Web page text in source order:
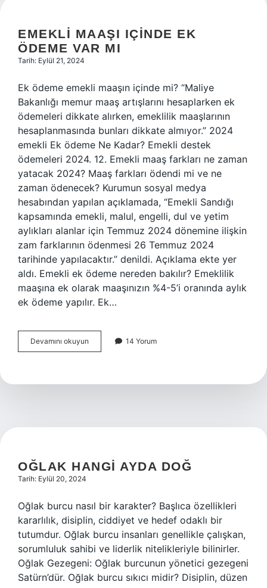
EMEKLI MAAŞI IÇINDE EK
ÖDEME VAR MI
Tarih: Eylül 21, 2024
Ek ödeme emekli maaşın içinde mi? “Maliye
Bakanlığı memur maaş artışlarını hesaplarken ek
ödemeleri dikkate alırken, emeklilik maaşlarının
hesaplanmasında bunları dikkate almıyor.” 2024
emekli Ek ödeme Ne Kadar? Emekli destek
ödemeleri 2024. 12. Emekli maaş farkları ne zaman
yatacak 2024? Maaş farkları ödendi mi ve ne
zaman ödenecek? Kurumun sosyal medya
hesabından yapılan açıklamada, “Emekli Sandığı
kapsamında emekli, malul, engelli, dul ve yetim
aylıkları alanlar için Temmuz 2024 dönemine ilişkin
zam farklarının ödenmesi 26 Temmuz 2024
tarihinde yapılacaktır.” denildi. Açıklama ekte yer
aldı. Emekli ek ödeme nereden bakılır? Emeklilik
maaşına ek olarak maaşınızın %4-5’i oranında aylık
ek ödeme yapılır. Ek…
Devamını okuyun
Maaşı
Ödeme
14 Yorum
OĞLAK HANGI AYDA DOĞ
Tarih: Eylül 20, 2024
Oğlak burcu nasıl bir karakter? Başlıca özellikleri
kararlılık, disiplin, ciddiyet ve hedef odaklı bir
tutumdur. Oğlak burcu insanları genellikle çalışkan,
sorumluluk sahibi ve liderlik nitelikleriyle bilinirler.
Oğlak Gezegeni: Oğlak burcunun yönetici gezegeni
Satürn’dür. Oğlak burcu sıkıcı midir? Disiplin, düzen